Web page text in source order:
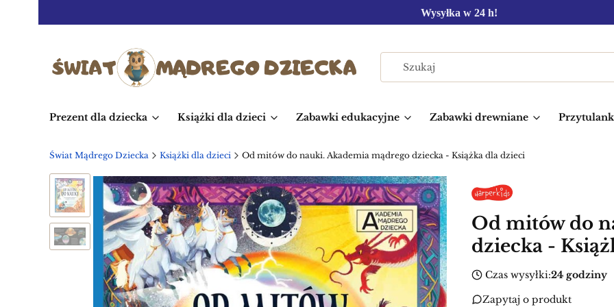
Wysyłka w 24 h!
Prezent dla dziecka Książki dla dzieci Zabawki edukacyjne Zabawki drewniane
Świat Mądrego Dziecka Książki dla dzieci Od mitów do nauki. Akademia mądrego dziecka - Książka dla dzieci
Od mitów do
dziecka -
Czas wysyłki:24 godziny
Zapytaj o produkt